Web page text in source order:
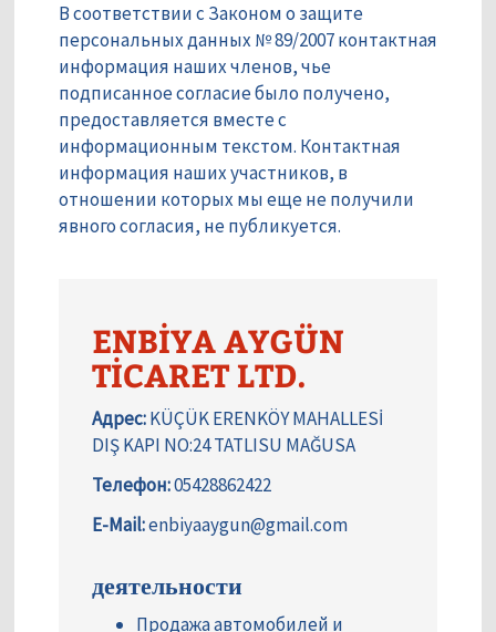
В соответствии с Законом о защите
персональных данных № 89/2007 контактная
информация наших членов, чье
подписанное согласие было получено,
предоставляется вместе с
информационным текстом. Контактная
информация наших участников, в
отношении которых мы еще не получили
явного согласия, не публикуется.
ENBİYA AYGÜN
TİCARET LTD.
Адрес:KÜÇÜK ERENKÖY MAHALLESİ
DIŞ KAPI NO:24 TATLISU MAĞUSA
Телефон:05428862422
E-Mail:enbiyaaygun@gmail.com
деятельности
Продажа автомобилей и